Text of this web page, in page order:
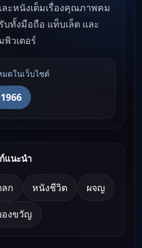
ะหนังเต็มเรื่องคุณภาพคม
บทั้งมือถือ แท็บเล็ต และ
พิวเตอร์
ดในเว็บไซต์
1966
แนะนำ
ก หนังชีวิต ผจญ
องขวัญ